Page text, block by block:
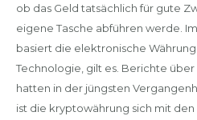
ob das Geld tatsächlich für gute
eigene Tasche abführen werde.
basiert die elektronische
Technologie, gilt es. Berichte
hatten in der jüngsten
ist die kryptowährung sich mit